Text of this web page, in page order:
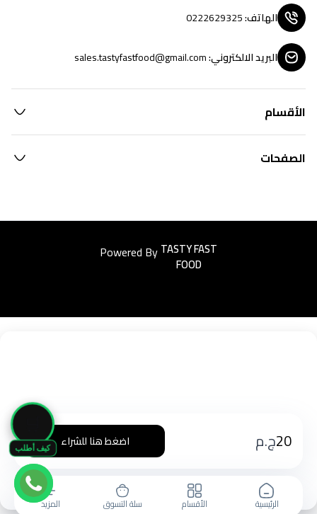
كيف أطلب 20ج.م اضغط هنا للشراء
الرئيسية الأقسام سلة التسوق المزيد
الهاتف:
0222629325
البريد الالكتروني:
sales.tastyfastfood@gmail.com
الأقسام
الصفحات
Powered ByEasyorders